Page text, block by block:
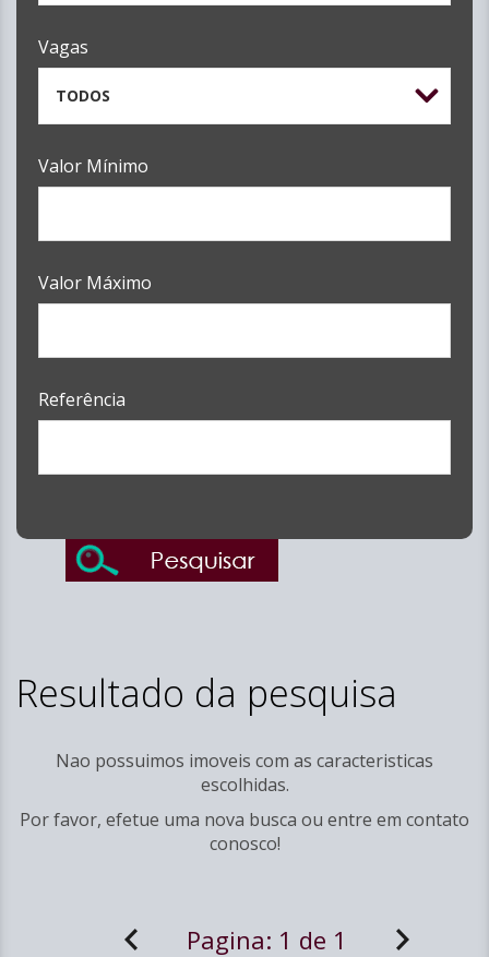
Vagas
TODOS
Valor Mínimo
Valor Máximo
Referência
Resultado da pesquisa
Nao possuimos imoveis com as caracteristicas
escolhidas.
Por favor, efetue uma nova busca ou entre em contato
conosco!
Pagina: 1 de 1